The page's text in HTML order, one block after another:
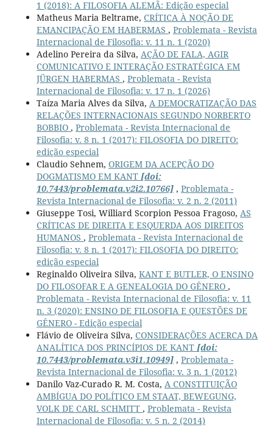
1 (2018): A FILOSOFIA ALEMÃ: Edição especial
Matheus Maria Beltrame, CRÍTICA À NOÇÃO DE
EMANCIPAÇÃO EM HABERMAS , Problemata - Revista
Internacional de Filosofia: v. 11 n. 1 (2020)
Adelino Pereira da Silva, AÇÃO DE FALA, AGIR
COMUNICATIVO E INTERAÇÃO ESTRATÉGICA EM
JÜRGEN HABERMAS , Problemata - Revista
Internacional de Filosofia: v. 17 n. 1 (2026)
Taíza Maria Alves da Silva, A DEMOCRATIZAÇÃO DAS
RELAÇÕES INTERNACIONAIS SEGUNDO NORBERTO
BOBBIO , Problemata - Revista Internacional de
Filosofia: v. 8 n. 1 (2017): FILOSOFIA DO DIREITO:
edição especial
Claudio Sehnem, ORIGEM DA ACEPÇÃO DO
DOGMATISMO EM KANT [doi:
10.7443/problemata.v2i2.10766], Problemata -
Revista Internacional de Filosofia: v. 2 n. 2 (2011)
Giuseppe Tosi, Williard Scorpion Pessoa Fragoso, AS
CRÍTICAS DE DIREITA E ESQUERDA AOS DIREITOS
HUMANOS , Problemata - Revista Internacional de
Filosofia: v. 8 n. 1 (2017): FILOSOFIA DO DIREITO:
edição especial
Reginaldo Oliveira Silva, KANT E BUTLER, O ENSINO
DO FILOSOFAR E A GENEALOGIA DO GÊNERO ,
Problemata - Revista Internacional de Filosofia: v. 11
n. 3 (2020): ENSINO DE FILOSOFIA E QUESTÕES DE
GÊNERO - Edição especial
Flávio de Oliveira Silva, CONSIDERAÇÕES ACERCA DA
ANALÍTICA DOS PRINCÍPIOS DE KANT [doi:
10.7443/problemata.v3i1.10949], Problemata -
Revista Internacional de Filosofia: v. 3 n. 1 (2012)
Danilo Vaz-Curado R. M. Costa, A CONSTITUIÇÃO
AMBÍGUA DO POLÍTICO EM STAAT, BEWEGUNG,
VOLK DE CARL SCHMITT , Problemata - Revista
Internacional de Filosofia: v. 5 n. 2 (2014)